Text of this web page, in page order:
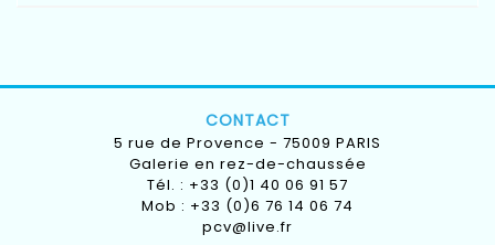
CONTACT
5 rue de Provence - 75009 PARIS
Galerie en rez-de-chaussée
Tél. : +33 (0)1 40 06 91 57
Mob : +33 (0)6 76 14 06 74
pcv@live.fr